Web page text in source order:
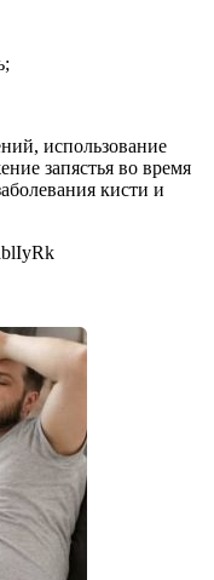
использование
запястья во время
кисти и